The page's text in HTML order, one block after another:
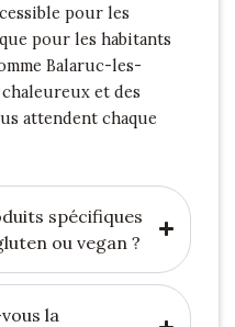
pour les
pour les habitants
Balaruc-les-
et des
attendent chaque
spécifiques
ou vegan ?
la